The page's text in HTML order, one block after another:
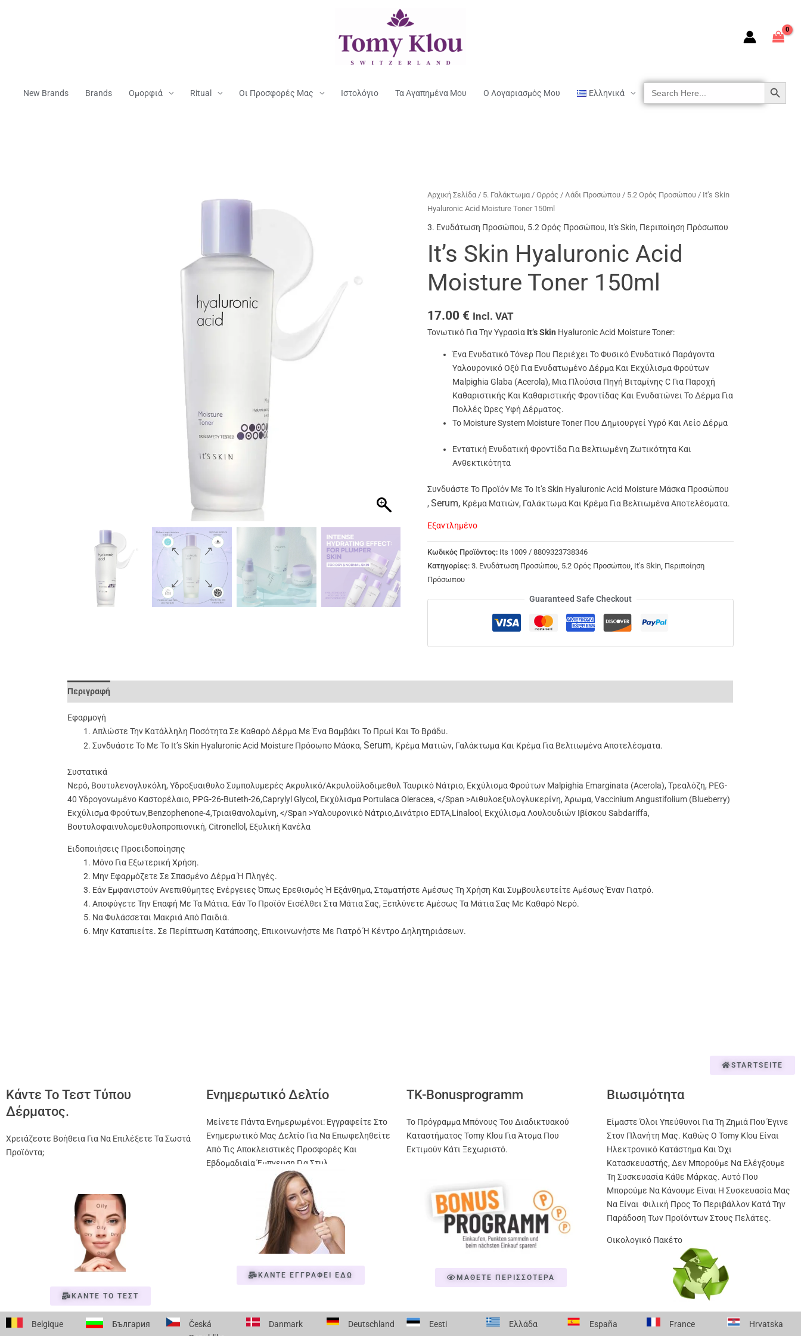
New Brands Brands Ομορφιά Ritual Οι Προσφορές Μας Ιστολόγιο Τα Αγαπημένα Μου Ο Λογαριασμός Μου Ελληνικά
Search
For:
SEARCH BUTTON
Αρχική Σελίδα/ 5. Γαλάκτωμα / Ορρός / Λάδι Προσώπου/ 5.2 Ορός Προσώπου/ It’s Skin
Hyaluronic Acid Moisture Toner 150ml
3. Ενυδάτωση Προσώπου, 5.2 Ορός Προσώπου, It's Skin, Περιποίηση Πρόσωπου
It’s Skin Hyaluronic Acid
Moisture Toner 150ml
17.00 € Incl. VAT
Τονωτικό Για Την Υγρασία It’s Skin Hyaluronic Acid Moisture Toner:
Ένα Ενυδατικό Τόνερ Που Περιέχει Το Φυσικό Ενυδατικό Παράγοντα
Υαλουρονικό Οξύ Για Ενυδατωμένο Δέρμα Και Εκχύλισμα Φρούτων
Malpighia Glaba (Acerola), Μια Πλούσια Πηγή Βιταμίνης C Για Παροχή
Καθαριστικής Και Καθαριστικής Φροντίδας Και Ενυδατώνει Το Δέρμα Για
Πολλές Ώρες Υφή Δέρματος.
Το Moisture System Moisture Toner Που Δημιουργεί Υγρό Και Λείο Δέρμα
Εντατική Ενυδατική Φροντίδα Για Βελτιωμένη Ζωτικότητα Και
Ανθεκτικότητα
Συνδυάστε Το Προϊόν Με Το It’s Skin Hyaluronic Acid Moisture Μάσκα Προσώπου
, Serum, Κρέμα Ματιών, ΓαλάκτωμαΚαι ΚρέμαΓια Βελτιωμένα Αποτελέσματα.
Εξαντλημένο
Κωδικός Προϊόντος: Its 1009 / 8809323738346
Κατηγορίες: 3. Ενυδάτωση Προσώπου, 5.2 Ορός Προσώπου, It's Skin, Περιποίηση
Πρόσωπου
Guaranteed Safe Checkout
Περιγραφή
Εφαρμογή
Απλώστε Την Κατάλληλη Ποσότητα Σε Καθαρό Δέρμα Με Ένα Βαμβάκι Το Πρωί Και Το Βράδυ.
Συνδυάστε Το Με Το It’s Skin Hyaluronic Acid Moisture Πρόσωπο Μάσκα,Serum, Κρέμα Ματιών, Γαλάκτωμα Και Κρέμα Για Βελτιωμένα Αποτελέσματα.
Συστατικά
Νερό, Βουτυλενογλυκόλη,Υδροξυαιθυλο Συμπολυμερές Ακρυλικό/​Ακρυλοϋλοδιμεθυλ Ταυρικό Νάτριο, Εκχύλισμα Φρούτων Malpighia Emarginata (Acerola),Τρεαλόζη, PEG-
40 Υδρογονωμένο Καστορέλαιο, PPG-26-Buteth-26,Caprylyl Glycol, Εκχύλισμα Portulaca Oleracea, </span >Αιθυλοεξυλογλυκερίνη,Άρωμα,Vaccinium Angustifolium (Blueberry)
Εκχύλισμα Φρούτων,Benzophenone-4,Τριαιθανολαμίνη, </span >Υαλουρονικό Νάτριο,Δινάτριο EDTA,Linalool, Εκχύλισμα Λουλουδιών Ιβίσκου Sabdariffa,
Βουτυλοφαινυλομεθυλοπροπιονική,Citronellol, Εξυλική Κανέλα
Ειδοποιήσεις Προειδοποίησης
Μόνο Για Εξωτερική Χρήση.
Μην Εφαρμόζετε Σε Σπασμένο Δέρμα Ή Πληγές.
Εάν Εμφανιστούν Ανεπιθύμητες Ενέργειες Όπως Ερεθισμός Ή Εξάνθημα, Σταματήστε Αμέσως Τη Χρήση Και Συμβουλευτείτε Αμέσως Έναν Γιατρό.
Αποφύγετε Την Επαφή Με Τα Μάτια. Εάν Το Προϊόν Εισέλθει Στα Μάτια Σας, Ξεπλύνετε Αμέσως Τα Μάτια Σας Με Καθαρό Νερό.
Να Φυλάσσεται Μακριά Από Παιδιά.
Μην Καταπιείτε. Σε Περίπτωση Κατάποσης, Επικοινωνήστε Με Γιατρό Ή Κέντρο Δηλητηριάσεων.
STARTSEITE
Κάντε Το Τεστ Τύπου
Δέρματος.
Χρειάζεστε Βοήθεια Για Να Επιλέξετε Τα Σωστά
Προϊόντα;
ΚΑΝΤΕ ΤΟ ΤΕΣΤ
Ενημερωτικό Δελτίο
Μείνετε Πάντα Ενημερωμένοι: Εγγραφείτε Στο
Ενημερωτικό Μας Δελτίο Για Να Επωφεληθείτε
Από Τις Αποκλειστικές Προσφορές Και
Εβδομαδιαία Έμπνευση Για Στυλ
ΚΑΝΤΕ ΕΓΓΡΑΦΕΙ ΕΔΩ
TK-Bonusprogramm
Το Πρόγραμμα Μπόνους Του Διαδικτυακού
Καταστήματος Tomy Klou Για Άτομα Που
Εκτιμούν Κάτι Ξεχωριστό.
ΜΑΘΕΤΕ ΠΕΡΙΣΣΟΤΕΡΑ
Βιωσιμότητα
Είμαστε Όλοι Υπεύθυνοι Για Τη Ζημιά Που Έγινε
Στον Πλανήτη Μας. Καθώς Ο Tomy Klou Είναι
Ηλεκτρονικό Κατάστημα Και Όχι
Κατασκευαστής, Δεν Μπορούμε Να Ελέγξουμε
Τη Συσκευασία Κάθε Μάρκας. Αυτό Που
Μπορούμε Να Κάνουμε Είναι Η Συσκευασία Μας
Να Είναι Φιλική Προς Το Περιβάλλον Κατά Την
Παράδοση Των Προϊόντων Στους Πελάτες.
Οικολογικό Πακέτο
Belgique България
Česká
Danmark Deutschland Eesti Ελλάδα España France Hrvatska